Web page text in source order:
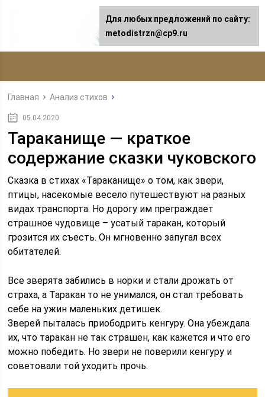
Главная Анализ стихов
05.04.2020
Тараканище — краткое
содержание сказки чуковского
Сказка в стихах «Тараканище» о том, как звери,
птицы, насекомые весело путешествуют на разных
видах транспорта. Но дорогу им преграждает
страшное чудовище – усатый таракан, который
грозится их съесть. Он мгновенно запугал всех
обитателей.
Все зверята забились в норки и стали дрожать от
страха, а Таракан то не унимался, он стал требовать
себе на ужин маленьких детишек.
Зверей пыталась приободрить кенгуру. Она убеждала
их, что таракан не так страшен, как кажется и что его
можно победить. Но звери не поверили кенгуру и
советовали той уходить прочь.
Для любых предложений по сайту:
metodistrzn@cp9.ru